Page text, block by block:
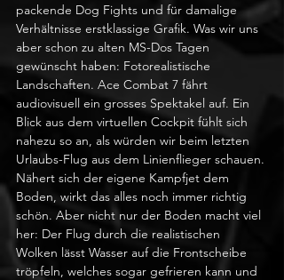
packende Dog Fights und für damalige
Verhältnisse erstklassige Grafik. Was wir uns
aber schon zu alten MS-Dos Tagen
gewünscht haben: Fotorealistische
Landschaften. Ace Combat 7 fährt
audiovisuell ein grosses Spektakel auf. Ein
Blick aus dem virtuellen Cockpit fühlt sich
nahezu so an, als würden wir beim letzten
Urlaubs-Flug aus dem Linienflieger schauen.
Nähert sich der eigene Kampfjet dem
Boden, wirkt das alles noch immer richtig
schön. Aber nicht nur der Boden macht viel
her: Der Flug durch die realistischen
Wolken lässt Wasser auf die Frontscheibe
tröpfeln, welches sogar gefrieren kann und